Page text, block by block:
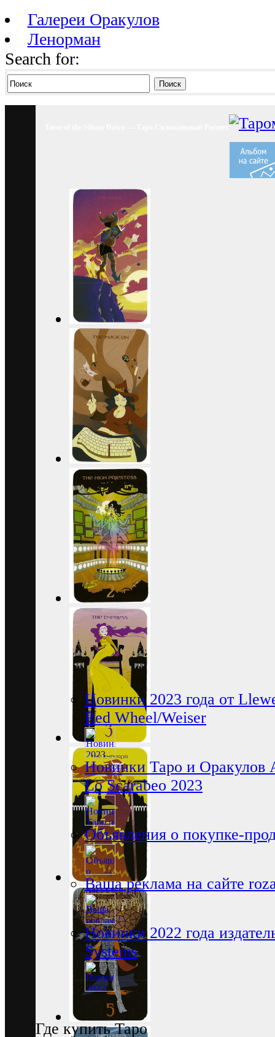
Галереи Оракулов
Ленорман
Search for:
Поиск
Новинки 2023 года от
Red Wheel/Weiser
Новинки Таро и
Lo Scarabeo 2023
Объявления о покупке-
Ваша реклама на сайте
Новинки 2022 года
Systems
Где купить Таро